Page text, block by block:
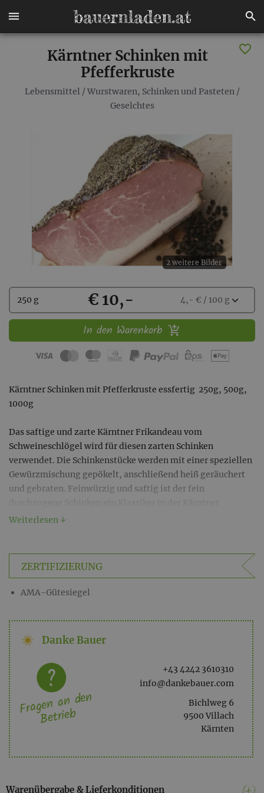
Kärntner Schinken mit
Pfefferkruste
Lebensmittel / Wurstwaren, Schinken und Pasteten/
Geselchtes
2 weitere Bilder
Kaufen
Wählen
Sie
Menge
250 g € 10,- 4,- € / 100 gexpand_more
In den Warenkorb
Kärntner Schinken mit Pfefferkruste essfertig 250g, 500g,
1000g
Das saftige und zarte Kärntner Frikandeau vom
Schweineschlögel wird für diesen zarten Schinken
verwendet. Die Schinkenstücke werden mit einer speziellen
Gewürzmischung gepökelt, anschließend heiß geräuchert
und gebraten. Feinwürzig und saftig ist der fein
Esskultur. Ein feiner Mantel aus geschroteten
Hergestellt für die Marke ´Danke Bauer´ von Landfleischerei
Kastner in 9640 Kötschach Mauthen im Gailtal
Weiterlesen ↓
ZERTIFIZIERUNG
AMA-Gütesiegel
Danke Bauer
+43 4242 3610310
info@dankebauer.com
Bichlweg 6
9500 Villach
Kärnten
Fragen an den
Betrieb
Warenübergabe & Lieferkonditionen